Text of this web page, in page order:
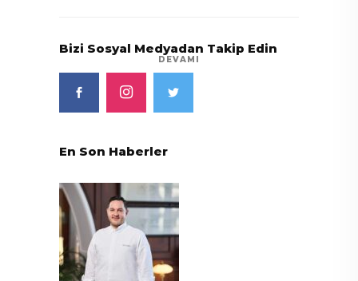
DEVAMI
Bizi Sosyal Medyadan Takip Edin
En Son Haberler